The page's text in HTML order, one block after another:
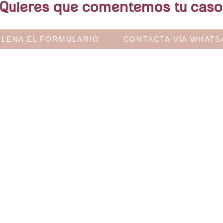
que comentemos tu
EL FORMULARIO CONTACTA VÍA